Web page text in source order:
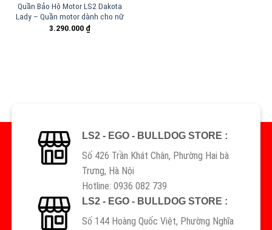
Quần Bảo Hộ Motor LS2 Dakota
Lady – Quần motor dành cho nữ
3.290.000 ₫
LS2 - EGO - BULLDOG STORE :
Số 426 Trần Khát Chân, Phường Hai bà
Trưng, Hà Nội
Hotline: 0936 082 739
LS2 - EGO - BULLDOG STORE :
Số 144 Hoàng Quốc Việt, Phường Nghĩa